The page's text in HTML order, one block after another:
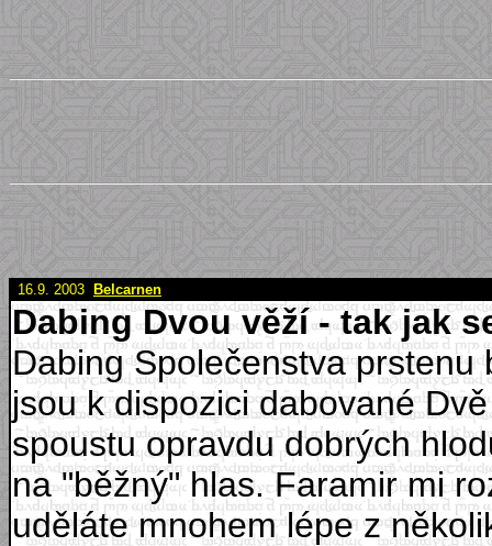
16.9. 2003 Belcarnen
Dabing Dvou věží - tak jak
Dabing Společenstva
jsou k dispozici dabované
spoustu opravdu dobrých
na "běžný" hlas. Faramir mi
uděláte mnohem lépe z